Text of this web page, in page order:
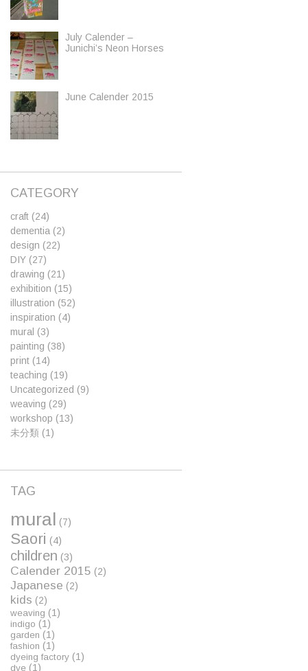
July Calender –
Junichi’s Neon Horses
June Calender 2015
CATEGORY
craft (24)
dementia (2)
design (22)
DIY (27)
drawing (21)
exhibition (15)
illustration (52)
inspiration (4)
mural (3)
painting (38)
print (14)
teaching (19)
Uncategorized (9)
weaving (29)
workshop (13)
未分類 (1)
TAG
mural (7)
Saori (4)
children (3)
Calender 2015 (2)
Japanese (2)
kids (2)
weaving (1)
indigo (1)
garden (1)
fashion (1)
dyeing factory (1)
dye (1)